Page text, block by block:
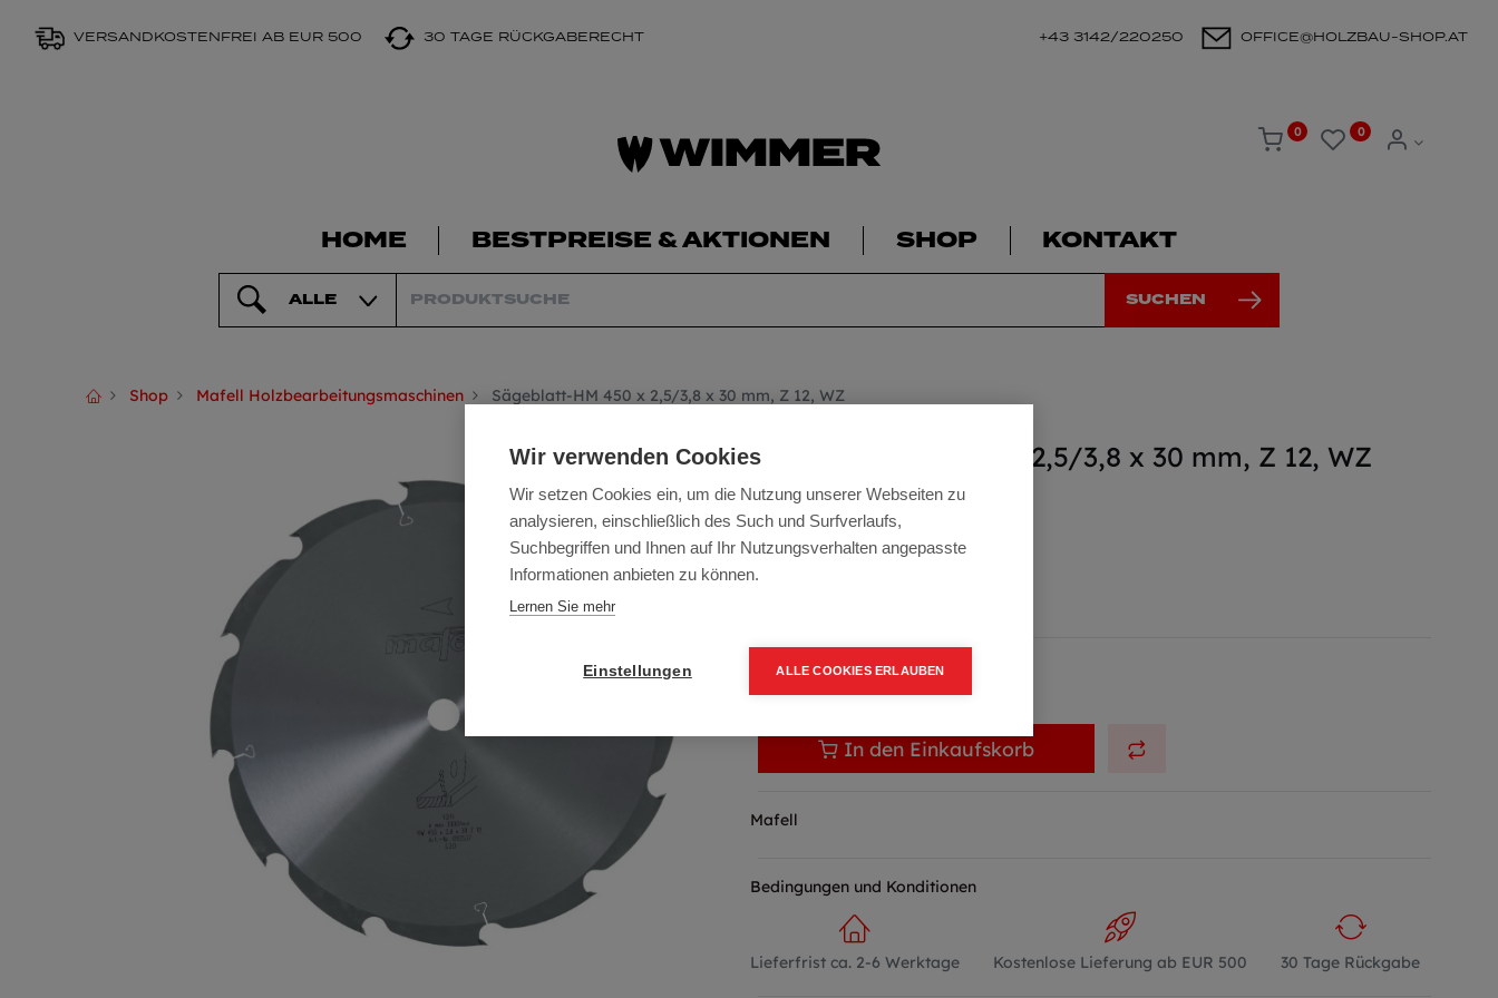
VERSANDKOSTENFREI AB EUR 500 30 TAGE RÜCKGABERECHT +43 3142/220250 OFFICE@HOLZBAU-SHOP.AT
0 0
HOME BESTPREISE & AKTIONEN SHOP KONTAKT
ALLE SUCHEN
Shop Mafell Holzbearbeitungsmaschinen Sägeblatt-HM 450 x 2,5/3,8 x 30 mm, Z 12, WZ
Sägeblatt-HM 450 x 2,5/3,8 x 30 mm, Z 12, WZ
Artikelnummer:092537
183,70€
In den Einkaufskorb
Mafell
Bedingungen und Konditionen
Lieferfrist ca. 2-6 Werktage Kostenlose Lieferung ab EUR 500 30 Tage Rückgabe
Wir verwenden Cookies
Wir setzen Cookies ein, um die Nutzung unserer Webseiten zu
analysieren, einschließlich des Such und Surfverlaufs,
Suchbegriffen und Ihnen auf Ihr Nutzungsverhalten angepasste
Informationen anbieten zu können.
Lernen Sie mehr
Einstellungen ALLE COOKIES ERLAUBEN